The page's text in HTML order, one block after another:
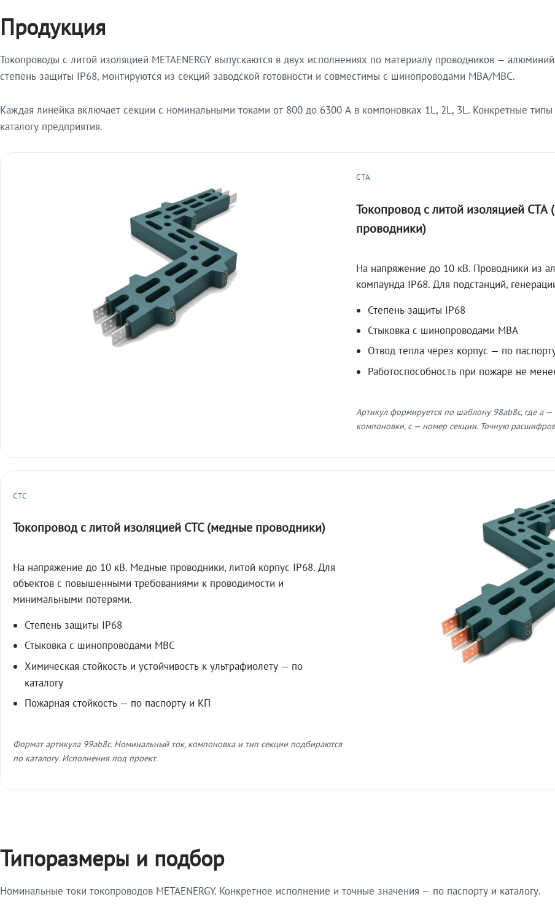
Продукция
Токопроводы с литой изоляцией METAENERGY выпускаются в двух исполнениях по материалу проводников —
степень защиты IP68, монтируются из секций заводской готовности и совместимы с шинопроводами МВА/МВС.
Каждая линейка включает секции с номинальными токами от 800 до 6300 А в компоновках 1L, 2L, 3L. Конкретные
каталогу предприятия.
СТА
Токопровод с литой изоляцией
проводники)
На напряжение до 10 кВ. Проводники из
компаунда IP68. Для подстанций,
Степень защиты IP68
Стыковка с шинопроводами МВА
Отвод тепла через корпус — по
Работоспособность при пожаре не
Артикул формируется по шаблону 98ab8c, где a
компоновки, c — номер секции. Точную
СТС
Токопровод с литой изоляцией СТС (медные проводники)
На напряжение до 10 кВ. Медные проводники, литой корпус IP68. Для
объектов с повышенными требованиями к проводимости и
минимальными потерями.
Степень защиты IP68
Стыковка с шинопроводами МВС
Химическая стойкость и устойчивость к ультрафиолету — по
каталогу
Пожарная стойкость — по паспорту и КП
Формат артикула 99ab8c. Номинальный ток, компоновка и тип секции подбираются
по каталогу. Исполнения под проект.
Типоразмеры и подбор
Номинальные токи токопроводов METAENERGY. Конкретное исполнение и точные значения — по паспорту и каталогу.